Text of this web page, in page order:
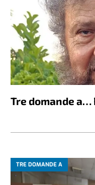
Tre domande a…
TRE DOMANDE A